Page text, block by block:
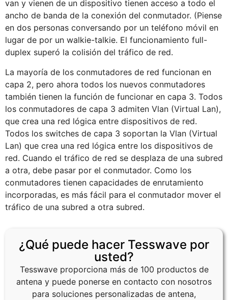
van y vienen de un dispositivo tienen acceso a todo el
ancho de banda de la conexión del conmutador. (Piense
en dos personas conversando por un teléfono móvil en
lugar de por un walkie-talkie. El funcionamiento full-
duplex superó la colisión del tráfico de red.
La mayoría de los conmutadores de red funcionan en
capa 2, pero ahora todos los nuevos conmutadores
también tienen la función de funcionar en capa 3. Todos
los conmutadores de capa 3 admiten Vlan (Virtual Lan),
que crea una red lógica entre dispositivos de red.
Todos los switches de capa 3 soportan la Vlan (Virtual
Lan) que crea una red lógica entre los dispositivos de
red. Cuando el tráfico de red se desplaza de una subred
a otra, debe pasar por el conmutador. Como los
conmutadores tienen capacidades de enrutamiento
incorporadas, es más fácil para el conmutador mover el
tráfico de una subred a otra subred.
¿Qué puede hacer Tesswave por
usted?
Tesswave proporciona más de 100 productos de
antena y puede ponerse en contacto con nosotros
para soluciones personalizadas de antena,